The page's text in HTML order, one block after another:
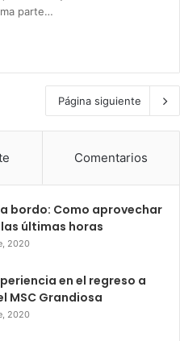
parte…
Página siguiente
Comentarios
bordo: Como aprovechar
últimas horas
2020
en el regreso a
MSC Grandiosa
2020